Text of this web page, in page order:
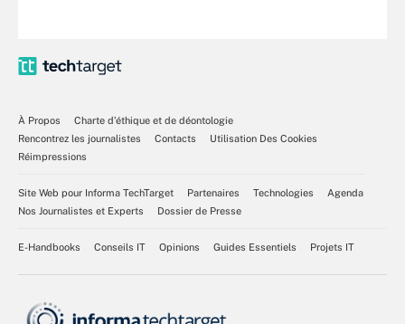
À Propos
Charte d’éthique et de déontologie
Rencontrez les journalistes
Contacts
Utilisation Des Cookies
Réimpressions
Site Web pour Informa TechTarget Partenaires Technologies
Agenda
Nos Journalistes et Experts
Dossier de Presse
E-Handbooks Conseils IT Opinions Guides Essentiels Projets IT